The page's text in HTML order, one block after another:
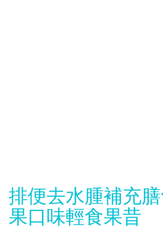
排便去水腫補充
果口味輕食果昔